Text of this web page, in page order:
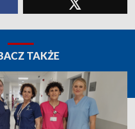
TAKŻE